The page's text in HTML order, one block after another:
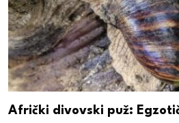
Afrički divovski puž: